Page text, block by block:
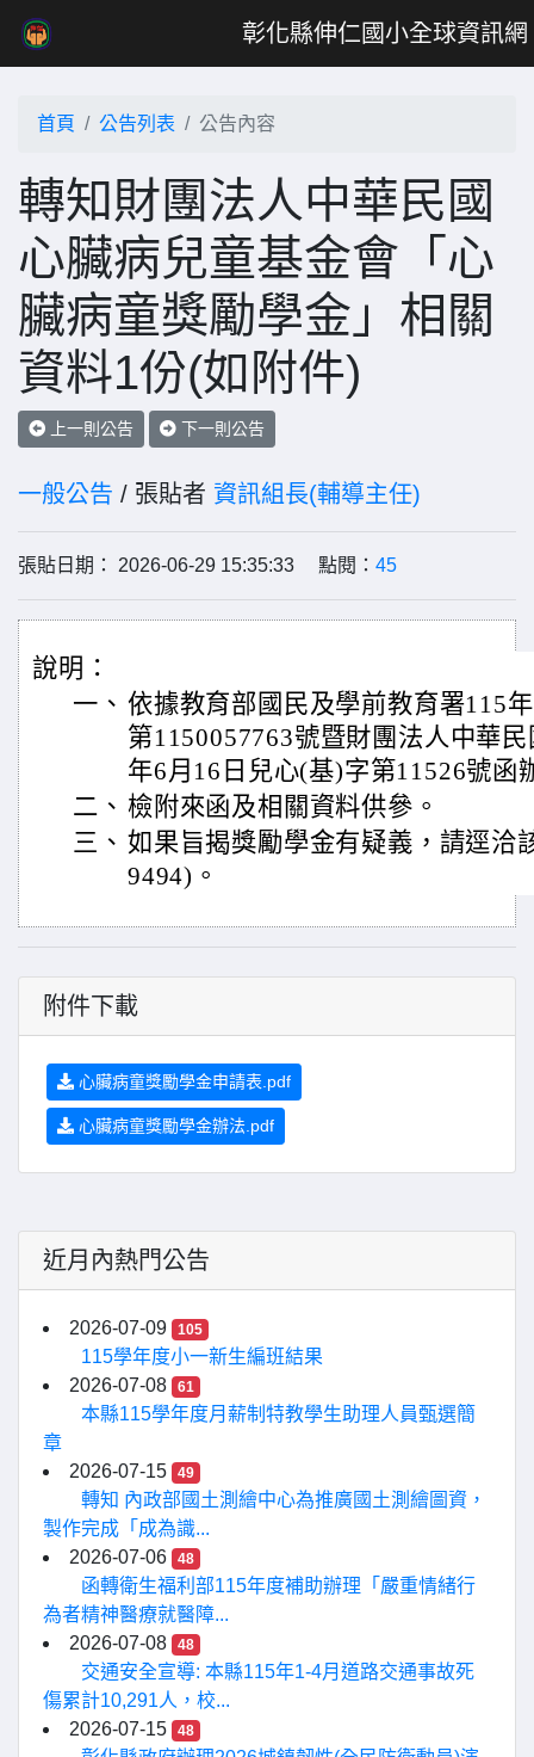
彰化縣伸仁國小全球資訊網
首頁 公告列表 公告內容
轉知財團法人中華民國
心臟病兒童基金會「心
臟病童獎勵學金」相關
資料1份(如附件)
上一則公告 下一則公告
一般公告 / 張貼者 資訊組長(輔導主任)
張貼日期： 2026-06-29 15:35:33 點閱： 45
說明：
一、 依據教育部國民及學前教育署115
第1150057763號暨財團法人中華
年6月16日兒心(基)字第11526號函
二、 檢附來函及相關資料供參。
三、 如果旨揭獎勵學金有疑義，請逕洽
9494)。
附件下載
心臟病童獎勵學金申請表.pdf
心臟病童獎勵學金辦法.pdf
近月內熱門公告
2026-07-09 105
115學年度小一新生編班結果
2026-07-08
61
本縣115學年度月薪制特教學生助理人員甄選簡
章
2026-07-15
49
轉知 內政部國土測繪中心為推廣國土測繪圖資，
製作完成「成為識...
2026-07-06
48
函轉衛生福利部115年度補助辦理「嚴重情緒行
為者精神醫療就醫障...
2026-07-08
48
交通安全宣導: 本縣115年1-4月道路交通事故死
傷累計10,291人，校...
2026-07-15
48